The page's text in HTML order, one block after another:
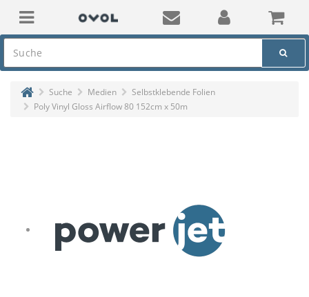
Suche Medien
Selbstklebende Folien
Poly Vinyl Gloss Airflow 80 152cm x 50m